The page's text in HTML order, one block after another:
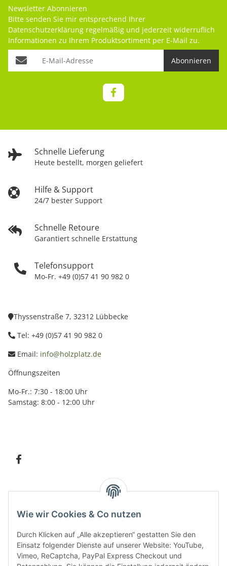
Schnelle Lieferung
Heute bestellt, morgen geliefert
Hilfe & Support
24/7 bester Support
Schnelle Retoure
Garantiert schnelle Erstattung
Telefonsupport
Mo-Fr. +49 (0)57 41 90 982 0
Newsletter Abonnieren
Bitte senden Sie mir entsprechend Ihrer
Datenschutzerklärung regelmäßig und jederzeit widerruflich
Informationen zu Ihrem Produktsortiment per E-Mail zu.
Abonnieren
Thyssenstraße 7, 32312 Lübbecke
Tel: +49 (0)57 41 90 982 0
Email: info@holzplatz.de
Öffnungszeiten
Mo-Fr.: 7:30 - 18:00 Uhr
Samstag: 8:00 - 12:00 Uhr
Wie wir Cookies & Co nutzen
Durch Klicken auf „Alle akzeptieren“ gestatten Sie den
Einsatz folgender Dienste auf unserer Website: YouTube,
Vimeo, ReCaptcha, PayPal Express Checkout und